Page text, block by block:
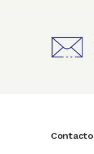
Contacto